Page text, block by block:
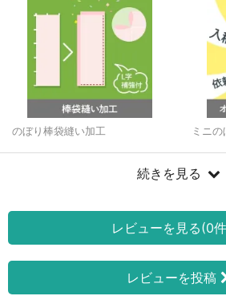
のぼり棒袋縫い加工 ミニの
続きを見る
レビューを見る(0
レビューを投稿